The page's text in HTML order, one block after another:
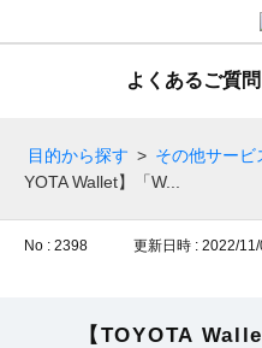
よくあるご質
目的から探す > その他サービ
YOTA Wallet】「W...
No : 2398 更新日時 : 2022/
【TOYOTA